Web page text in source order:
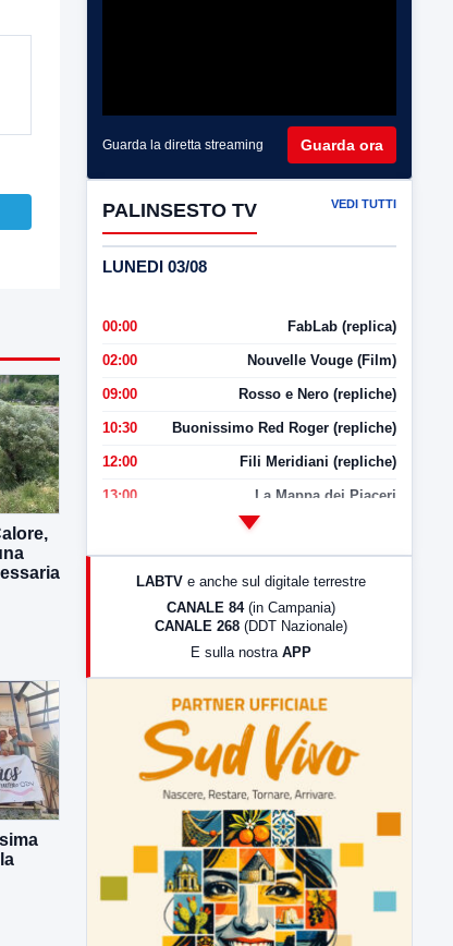
Guarda la diretta streaming Guarda ora
PALINSESTO TV VEDI TUTTI
LUNEDI 03/08
00:00 FabLab (replica)
02:00 Nouvelle Vouge (Film)
09:00 Rosso e Nero (repliche)
10:30 Buonissimo Red Roger (repliche)
12:00 Fili Meridiani (repliche)
13:00 La Mappa dei Piaceri
LabNews (Diretta)
LabNews (replica)
LABTV e anche sul digitale terrestre
CANALE 84 (in Campania)
CANALE 268 (DDT Nazionale)
E sulla nostra APP